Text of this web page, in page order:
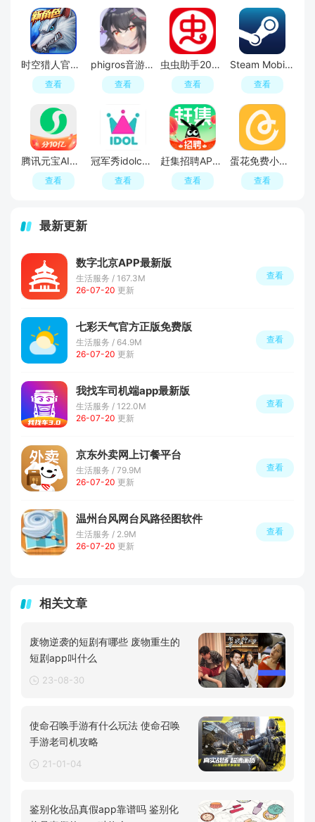
时空猎人官方最新版本
查看
phigros音游官方版
查看
虫虫助手2026年最新版安装包
查看
Steam Mobile手机端安卓版
查看
腾讯元宝AI软件
查看
冠军秀idolchamp官方登录入口
查看
赶集招聘APP官方最新版
查看
蛋花免费小说app最新版
查看
最新更新
数字北京APP最新版
生活服务 / 167.3M
26-07-20 更新
查看
七彩天气官方正版免费版
生活服务 / 64.9M
26-07-20 更新
查看
我找车司机端app最新版
生活服务 / 122.0M
26-07-20 更新
查看
京东外卖网上订餐平台
生活服务 / 79.9M
26-07-20 更新
查看
温州台风网台风路径图软件
生活服务 / 2.9M
26-07-20 更新
查看
相关文章
废物逆袭的短剧有哪些 废物重生的
短剧app叫什么
23-08-30
使命召唤手游有什么玩法 使命召唤
手游老司机攻略
21-01-04
鉴别化妆品真假app靠谱吗 鉴别化